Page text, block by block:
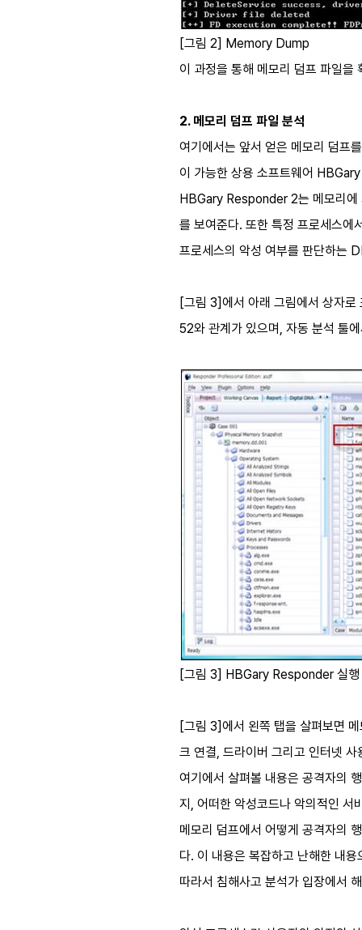
[그림 2] Memory Dump
이 과정을 통해 메모리 덤프 파일을
2. 메모리 덤프 파일 분석
여기에서는 앞서 얻은 메모리 덤프
이 가능한 상용 소프트웨어
HBGary Responder 2는 메모리에
를 보여준다. 또한 특정 프로세스에
프로세스의 악성 여부를 판단하는
[그림 3]에서 아래 그림에서 상자
52와 관계가 있으며, 자동 분석 툴
[그림 3] HBGary Responder 실행
[그림 3]에서 왼쪽 탭을 살펴보면
크 연결, 드라이버 그리고 인터넷
여기에서 살펴볼 내용은 공격자의
지, 어떠한 악성코드나 악의적인 서
메모리 덤프에서 어떻게 공격자의
다. 이 내용은 복잡하고 난해한 내
따라서 침해사고 분석가 입장에서